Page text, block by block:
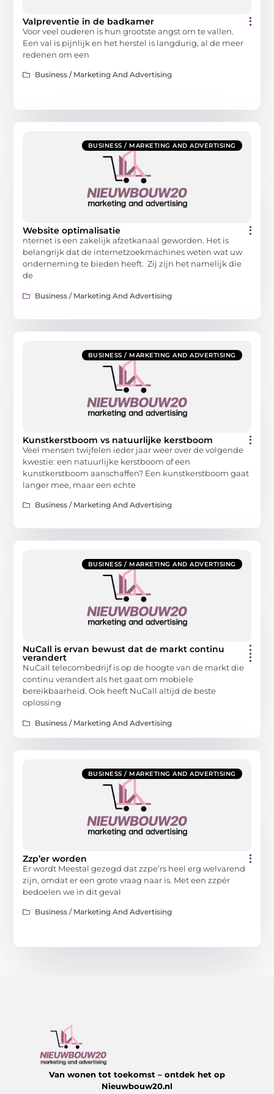
Valpreventie in de badkamer
Voor veel ouderen is hun grootste angst om te vallen.
Een val is pijnlijk en het herstel is langdurig, al de meer
redenen om een
Business / Marketing And Advertising
BUSINESS / MARKETING AND ADVERTISING
Website optimalisatie
nternet is een zakelijk afzetkanaal geworden. Het is
belangrijk dat de internetzoekmachines weten wat uw
onderneming te bieden heeft. Zij zijn het namelijk die
de
Business / Marketing And Advertising
BUSINESS / MARKETING AND ADVERTISING
Kunstkerstboom vs natuurlijke kerstboom
Veel mensen twijfelen ieder jaar weer over de volgende
kwestie: een natuurlijke kerstboom of een
kunstkerstboom aanschaffen? Een kunstkerstboom gaat
langer mee, maar een echte
Business / Marketing And Advertising
BUSINESS / MARKETING AND ADVERTISING
NuCall is ervan bewust dat de markt continu
verandert
NuCall telecombedrijf is op de hoogte van de markt die
continu verandert als het gaat om mobiele
bereikbaarheid. Ook heeft NuCall altijd de beste
oplossing
Business / Marketing And Advertising
BUSINESS / MARKETING AND ADVERTISING
Zzp’er worden
Er wordt Meestal gezegd dat zzpe’rs heel erg welvarend
zijn, omdat er een grote vraag naar is. Met een zzpér
bedoelen we in dit geval
Business / Marketing And Advertising
Van wonen tot toekomst – ontdek het op
Nieuwbouw20.nl